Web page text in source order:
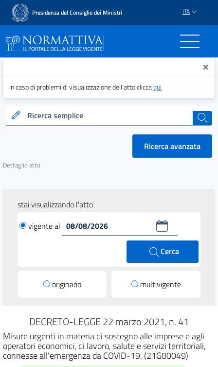
Presidenza del Consiglio dei Ministri ITA
Normattiva - Il portale ×
In caso di problemi di visualizzazione dell’atto cliccaqui
Ricerca semplice cerca
Ricerca avanzata
Dettaglio atto
stai visualizzando l'atto
vigente al
Cerca
originario multivigente
DECRETO-LEGGE 22 marzo 2021, n. 41
Misure urgenti in materia di sostegno alle imprese e agli
operatori economici, di lavoro, salute e servizi territoriali,
connesse all'emergenza da COVID-19. (21G00049)